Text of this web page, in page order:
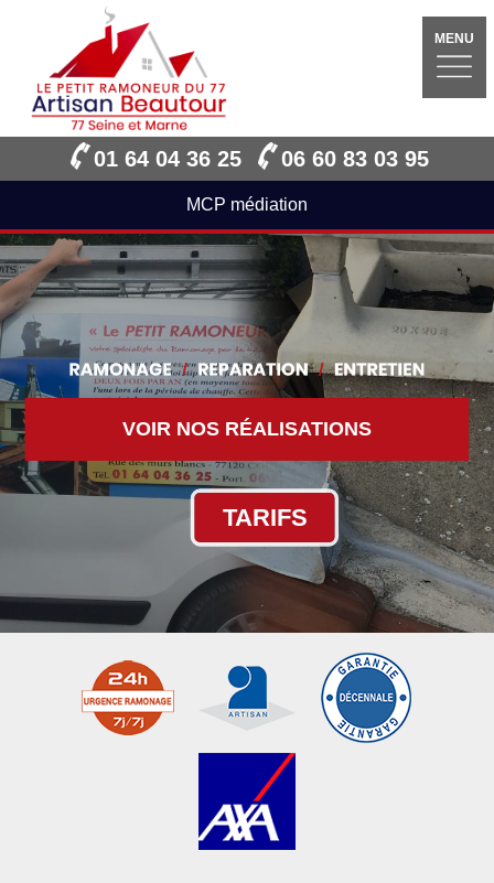
MENU
01 64 04 36 25 06 60 83 03 95
MCP médiation
VOIR NOS RÉALISATIONS
TARIFS